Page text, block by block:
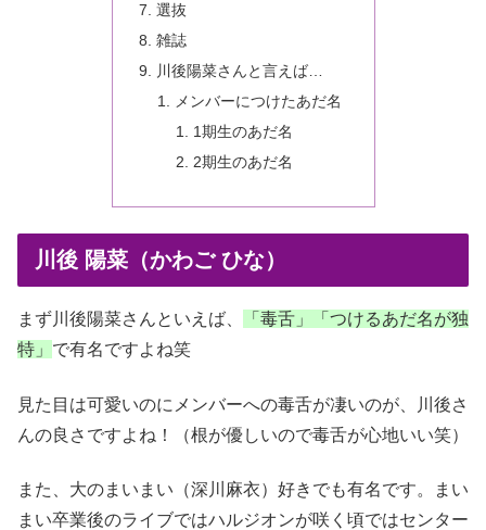
選抜
雑誌
川後陽菜さんと言えば…
メンバーにつけたあだ名
1期生のあだ名
2期生のあだ名
川後 陽菜（かわご ひな）
まず川後陽菜さんといえば、
「毒舌」「つけるあだ名が独
特」 で有名ですよね笑
見た目は可愛いのにメンバーへの毒舌が凄いのが、川後さ
んの良さですよね！（根が優しいので毒舌が心地いい笑）
また、大のまいまい（深川麻衣）好きでも有名です。まい
まい卒業後のライブではハルジオンが咲く頃ではセンター